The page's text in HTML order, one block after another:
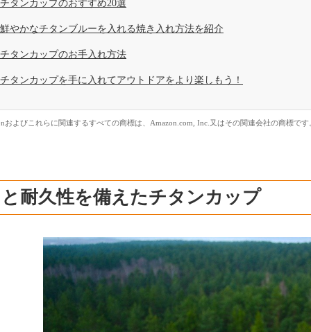
チタンカップのおすすめ20選
鮮やかなチタンブルーを入れる焼き入れ方法を紹介
チタンカップのお手入れ方法
チタンカップを手に入れてアウトドアをより楽しもう！
およびこれらに関連するすべての商標は、Amazon.com, Inc.又はその関連会社の商標です
耐久性を備えたチタンカップ